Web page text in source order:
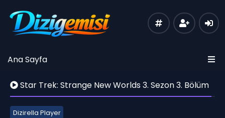
Ana Sayfa
Star Trek: Strange New Worlds 3. Sezon 3. Bölüm
Dizirella Player